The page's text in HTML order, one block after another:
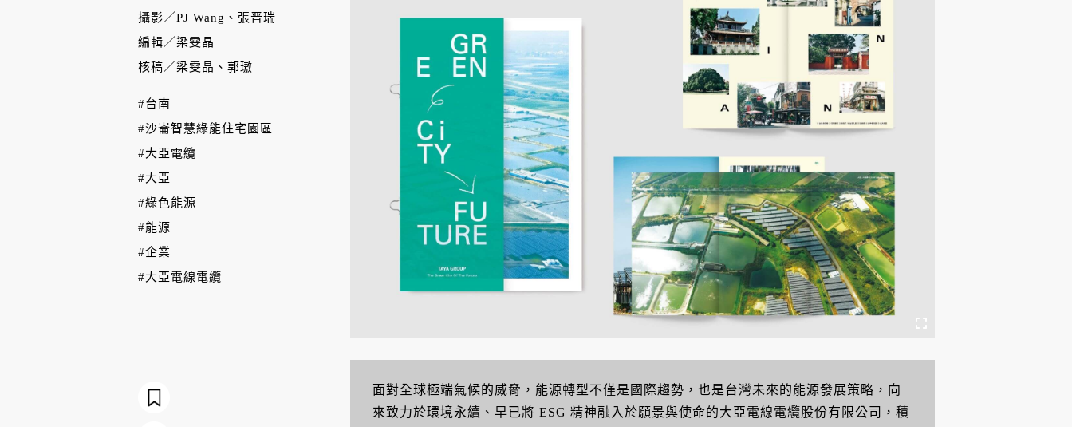
面對全球極端氣候的威脅，能源轉型不僅是國際趨勢，也是台灣未來的能源發展策略，向
來致力於環境永續、早已將 ESG 精神融入於願景與使命的大亞電線電纜股份有限公司，積
攝影／PJ Wang、張晋瑞
編輯／梁雯晶
核稿／梁雯晶、郭璈
#台南
#沙崙智慧綠能住宅園區
#大亞電纜
#大亞
#綠色能源
#能源
#企業
#大亞電線電纜